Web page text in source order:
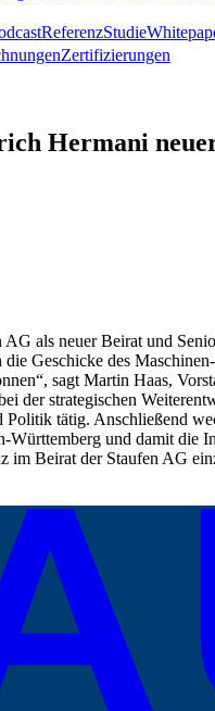
ReferenzStudie
Zertifizierungen
Hermani
als neuer Beirat und
die Geschicke des
sagt Martin Haas,
der strategischen
tätig. Anschließend
und damit die
im Beirat der Staufen AG